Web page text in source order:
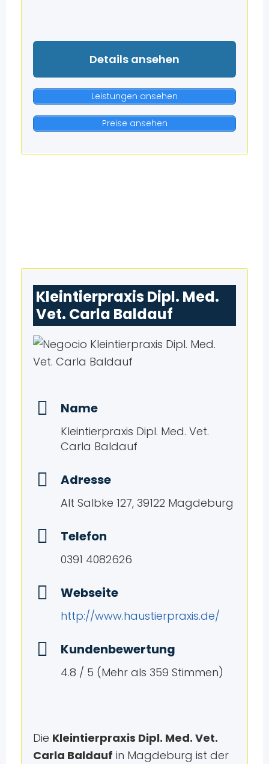
Details ansehen
Leistungen ansehen
Preise ansehen
Kleintierpraxis Dipl. Med.
Vet. Carla Baldauf
Name
Kleintierpraxis Dipl. Med. Vet.
Carla Baldauf
Adresse
Alt Salbke 127, 39122 Magdeburg
Telefon
0391 4082626
Webseite
http://www.haustierpraxis.de/
Kundenbewertung
4.8 / 5 (Mehr als 359 Stimmen)
Die Kleintierpraxis Dipl. Med. Vet.
Carla Baldauf in Magdeburg ist der